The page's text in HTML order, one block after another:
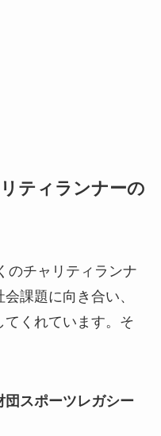
ティランナーの
のチャリティランナ
課題に向き合い、
くれています。そ
スポーツレガシー